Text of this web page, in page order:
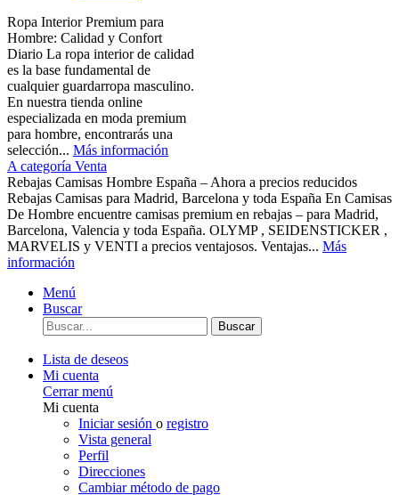
Ropa Interior Premium para
Hombre: Calidad y Confort
Diario La ropa interior de calidad
es la base fundamental de
cualquier guardarropa masculino.
En nuestra tienda online
especializada en moda premium
para hombre, encontrarás una
selección... Más información
A categoría Venta
Rebajas Camisas Hombre España – Ahora a precios reducidos
Rebajas Camisas para Madrid, Barcelona y toda España En Camisas
De Hombre encuentre camisas premium en rebajas – para Madrid,
Barcelona, Valencia y toda España. OLYMP , SEIDENSTICKER ,
MARVELIS y VENTI a precios ventajosos. Ventajas... Más
información
Menú
Buscar
Buscar
Lista de deseos
Mi cuenta
Cerrar menú
Mi cuenta
Iniciar sesión o registro
Vista general
Perfil
Direcciones
Cambiar método de pago